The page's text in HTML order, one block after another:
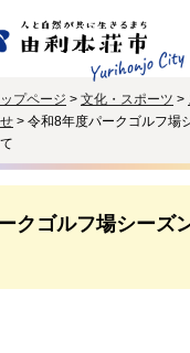
ップページ > 文化・スポーツ >
> 令和8年度パークゴルフ場
クゴルフ場シーズ